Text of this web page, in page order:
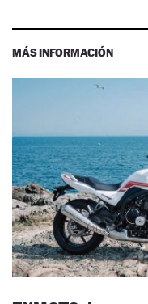
MÁS INFORMACIÓN